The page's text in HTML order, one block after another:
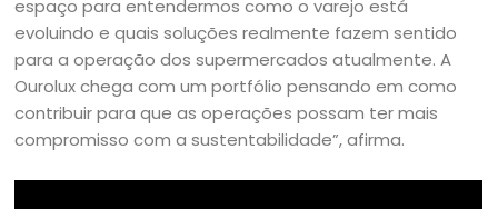
espaço para entendermos como o varejo está
evoluindo e quais soluções realmente fazem sentido
para a operação dos supermercados atualmente. A
Ourolux chega com um portfólio pensando em como
contribuir para que as operações possam ter mais
compromisso com a sustentabilidade”, afirma.